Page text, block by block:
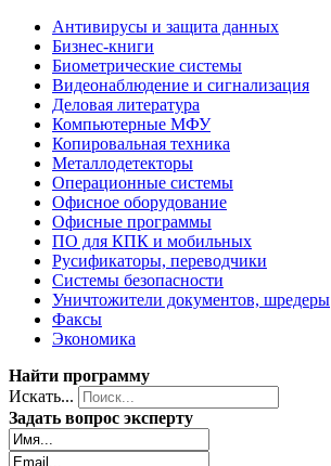
Антивирусы и защита данных
Бизнес-книги
Биометрические системы
Видеонаблюдение и сигнализация
Деловая литература
Компьютерные МФУ
Копировальная техника
Металлодетекторы
Операционные системы
Офисное оборудование
Офисные программы
ПО для КПК и мобильных
Русификаторы, переводчики
Системы безопасности
Уничтожители документов, шредеры
Факсы
Экономика
Найти программу
Искать...
Задать вопрос эксперту